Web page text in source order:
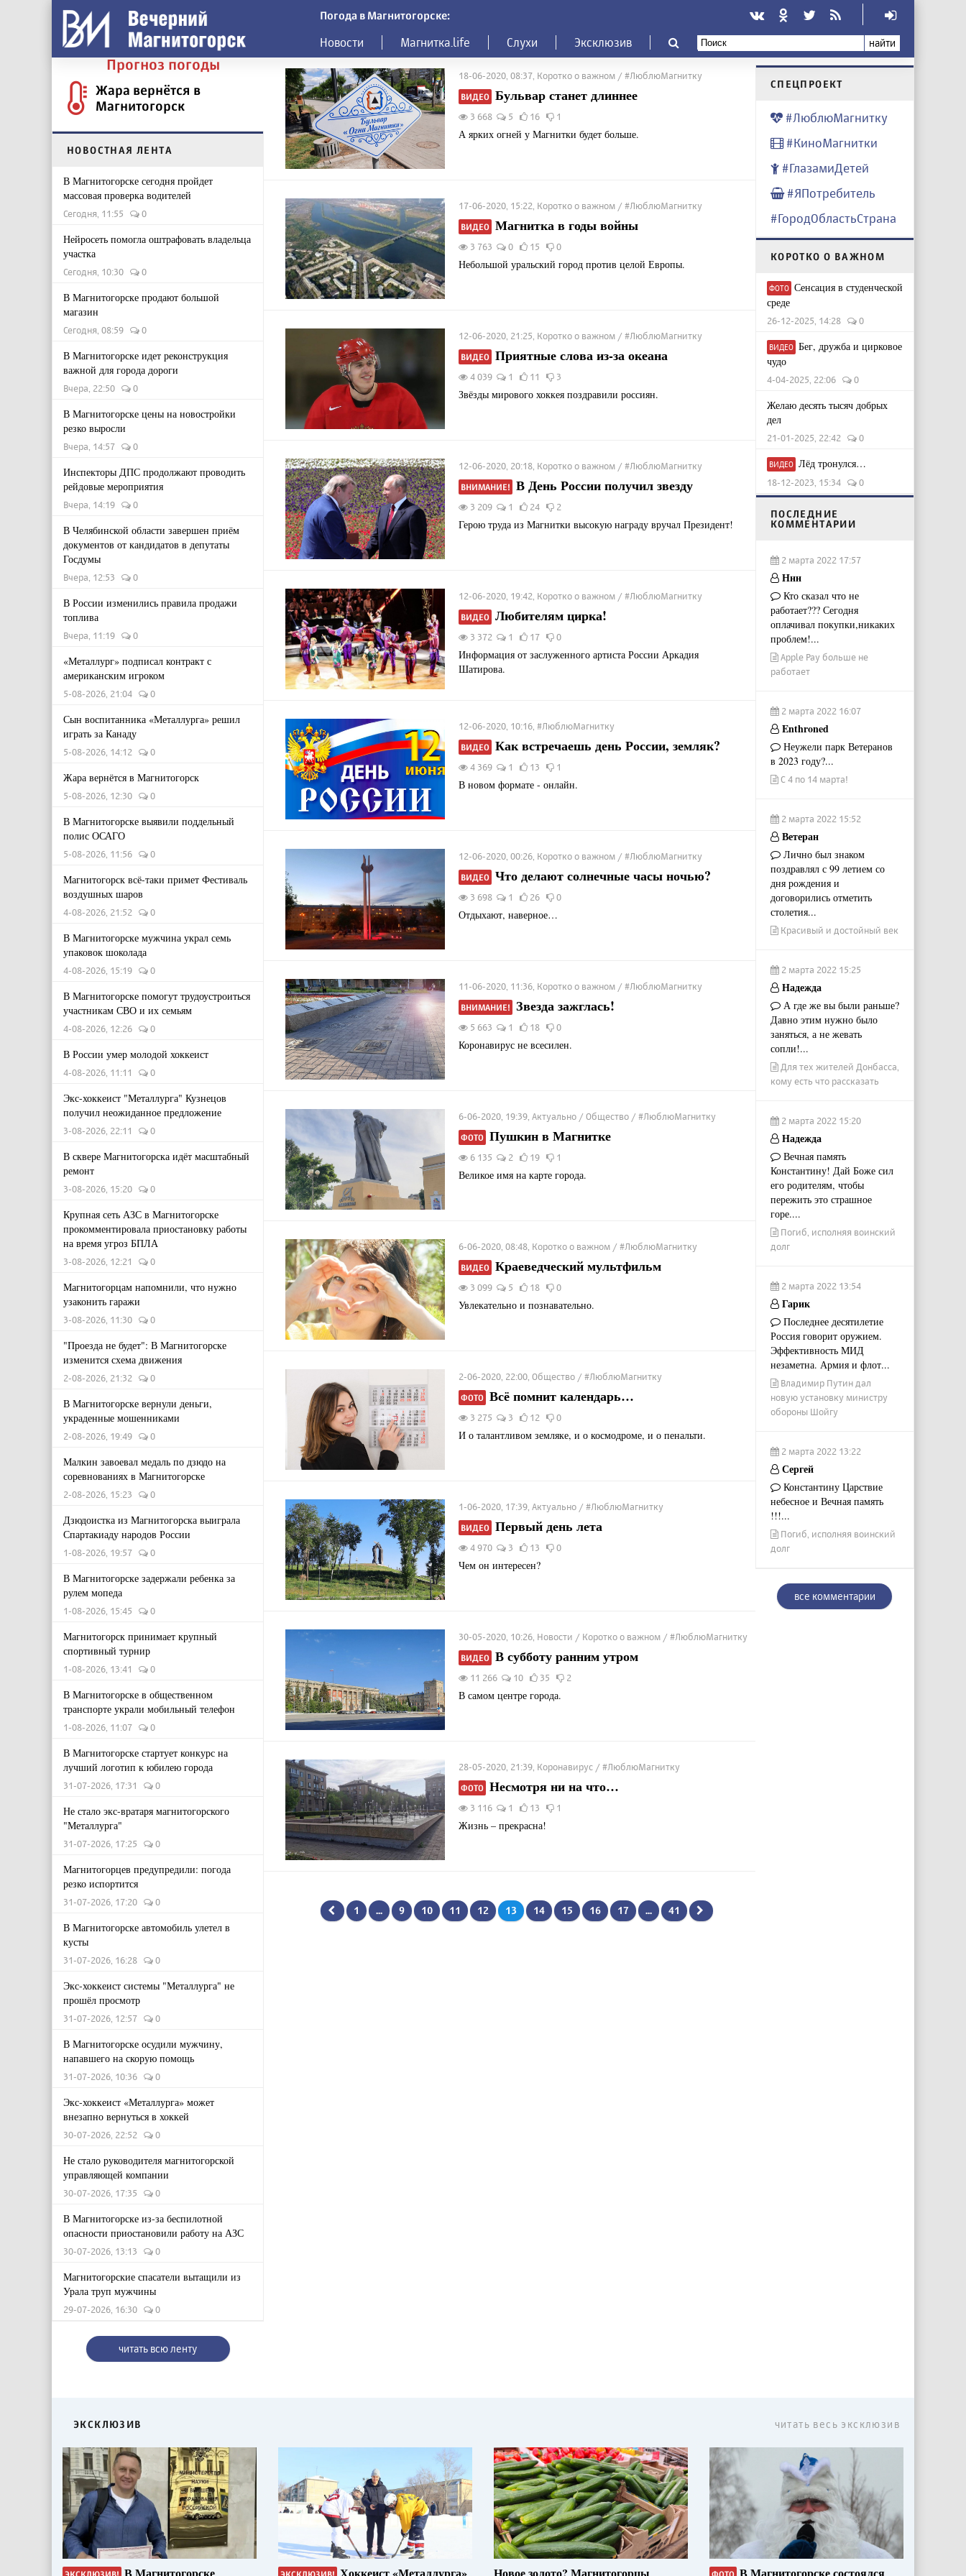
Погода в Магнитогорске:
Новости Магнитка.life Слухи Эксклюзив найти
Прогноз погоды
Жара вернётся в
Магнитогорск
НОВОСТНАЯ ЛЕНТА
В Магнитогорске сегодня пройдет
массовая проверка водителей
Сегодня, 11:55 0
Нейросеть помогла оштрафовать владельца
участка
Сегодня, 10:30 0
В Магнитогорске продают большой
магазин
Сегодня, 08:59 0
В Магнитогорске идет реконструкция
важной для города дороги
Вчера, 22:50 0
В Магнитогорске цены на новостройки
резко выросли
Вчера, 14:57 0
Инспекторы ДПС продолжают проводить
рейдовые мероприятия
Вчера, 14:19 0
В Челябинской области завершен приём
документов от кандидатов в депутаты
Госдумы
Вчера, 12:53 0
В России изменились правила продажи
топлива
Вчера, 11:19 0
«Металлург» подписал контракт с
американским игроком
5-08-2026, 21:04 0
Сын воспитанника «Металлурга» решил
играть за Канаду
5-08-2026, 14:12 0
Жара вернётся в Магнитогорск
5-08-2026, 12:30 0
В Магнитогорске выявили поддельный
полис ОСАГО
5-08-2026, 11:56 0
Магнитогорск всё-таки примет Фестиваль
воздушных шаров
4-08-2026, 21:52 0
В Магнитогорске мужчина украл семь
упаковок шоколада
4-08-2026, 15:19 0
В Магнитогорске помогут трудоустроиться
участникам СВО и их семьям
4-08-2026, 12:26 0
В России умер молодой хоккеист
4-08-2026, 11:11 0
Экс-хоккеист "Металлурга" Кузнецов
получил неожиданное предложение
3-08-2026, 22:11 0
В сквере Магнитогорска идёт масштабный
ремонт
3-08-2026, 15:20 0
Крупная сеть АЗС в Магнитогорске
прокомментировала приостановку работы
на время угроз БПЛА
3-08-2026, 12:21 0
Магнитогорцам напомнили, что нужно
узаконить гаражи
3-08-2026, 11:30 0
"Проезда не будет": В Магнитогорске
изменится схема движения
2-08-2026, 21:32 0
В Магнитогорске вернули деньги,
украденные мошенниками
2-08-2026, 19:49 0
Малкин завоевал медаль по дзюдо на
соревнованиях в Магнитогорске
2-08-2026, 15:23 0
Дзюдоистка из Магнитогорска выиграла
Спартакиаду народов России
1-08-2026, 19:57 0
В Магнитогорске задержали ребенка за
рулем мопеда
1-08-2026, 15:45 0
Магнитогорск принимает крупный
спортивный турнир
1-08-2026, 13:41 0
В Магнитогорске в общественном
транспорте украли мобильный телефон
1-08-2026, 11:07 0
В Магнитогорске стартует конкурс на
лучший логотип к юбилею города
31-07-2026, 17:31 0
Не стало экс-вратаря магнитогорского
"Металлурга"
31-07-2026, 17:25 0
Магнитогорцев предупредили: погода
резко испортится
31-07-2026, 17:20 0
В Магнитогорске автомобиль улетел в
кусты
31-07-2026, 16:28 0
Экс-хоккеист системы "Металлурга" не
прошёл просмотр
31-07-2026, 12:57 0
В Магнитогорске осудили мужчину,
напавшего на скорую помощь
31-07-2026, 10:36 0
Экс-хоккеист «Металлурга» может
внезапно вернуться в хоккей
30-07-2026, 22:52 0
Не стало руководителя магнитогорской
управляющей компании
30-07-2026, 17:35 0
В Магнитогорске из-за беспилотной
опасности приостановили работу на АЗС
30-07-2026, 13:13 0
Магнитогорские спасатели вытащили из
Урала труп мужчины
29-07-2026, 16:30 0
читать всю ленту
18-06-2020, 08:37, Коротко о важном / #ЛюблюМагнитку
ВИДЕО Бульвар станет длиннее
3 668 5 16 1
А ярких огней у Магнитки будет больше.
17-06-2020, 15:22, Коротко о важном / #ЛюблюМагнитку
ВИДЕО Магнитка в годы войны
3 763 0 15 0
Небольшой уральский город против целой Европы.
12-06-2020, 21:25, Коротко о важном / #ЛюблюМагнитку
ВИДЕО Приятные слова из-за океана
4 039 1 11 3
Звёзды мирового хоккея поздравили россиян.
12-06-2020, 20:18, Коротко о важном / #ЛюблюМагнитку
ВНИМАНИЕ! В День России получил звезду
3 209 1 24 2
Герою труда из Магнитки высокую награду вручал Президент!
12-06-2020, 19:42, Коротко о важном / #ЛюблюМагнитку
ВИДЕО Любителям цирка!
3 372 1 17 0
Информация от заслуженного артиста России Аркадия
Шатирова.
12-06-2020, 10:16, #ЛюблюМагнитку
ВИДЕО Как встречаешь день России, земляк?
4 369 1 13 1
В новом формате - онлайн.
12-06-2020, 00:26, Коротко о важном / #ЛюблюМагнитку
ВИДЕО Что делают солнечные часы ночью?
3 698 1 26 0
Отдыхают, наверное…
11-06-2020, 11:36, Коротко о важном / #ЛюблюМагнитку
ВНИМАНИЕ! Звезда зажглась!
5 663 1 18 0
Коронавирус не всесилен.
6-06-2020, 19:39, Актуально / Общество / #ЛюблюМагнитку
ФОТО Пушкин в Магнитке
6 135 2 19 1
Великое имя на карте города.
6-06-2020, 08:48, Коротко о важном / #ЛюблюМагнитку
ВИДЕО Краеведческий мультфильм
3 099 5 18 0
Увлекательно и познавательно.
2-06-2020, 22:00, Общество / #ЛюблюМагнитку
ФОТО Всё помнит календарь…
3 275 3 12 0
И о талантливом земляке, и о космодроме, и о пенальти.
1-06-2020, 17:39, Актуально / #ЛюблюМагнитку
ВИДЕО Первый день лета
4 970 3 13 0
Чем он интересен?
30-05-2020, 10:26, Новости / Коротко о важном / #ЛюблюМагнитку
ВИДЕО В субботу ранним утром
11 266 10 35 2
В самом центре города.
28-05-2020, 21:39, Коронавирус / #ЛюблюМагнитку
ФОТО Несмотря ни на что…
3 116 1 13 1
Жизнь – прекрасна!
1 ... 9 10 11 12 13 14 15 16 17 ... 41
CПЕЦПРОЕКТ
#ЛюблюМагнитку
#КиноМагнитки
#ГлазамиДетей
#ЯПотребитель
#ГородОбластьСтрана
КОРОТКО О ВАЖНОМ
ФОТО Сенсация в студенческой
среде
26-12-2025, 14:28 0
ВИДЕО Бег, дружба и цирковое
чудо
4-04-2025, 22:06 0
Желаю десять тысяч добрых
дел
21-01-2025, 22:42 0
ВИДЕО Лёд тронулся…
18-12-2023, 15:34 0
ПОСЛЕДНИЕ
КОММЕНТАРИИ
2 марта 2022 17:57
Ннн
Кто сказал что не
работает??? Сегодня
оплачивал покупки,никаких
проблем!...
Apple Pay больше не
работает
2 марта 2022 16:07
Enthroned
Неужели парк Ветеранов
в 2023 году?...
С 4 по 14 марта!
2 марта 2022 15:52
Ветеран
Лично был знаком
поздравлял с 99 летием со
дня рождения и
договорились отметить
столетия...
Красивый и достойный век
2 марта 2022 15:25
Надежда
А где же вы были раньше?
Давно этим нужно было
заняться, а не жевать
сопли!...
Для тех жителей Донбасса,
кому есть что рассказать
2 марта 2022 15:20
Надежда
Вечная память
Константину! Дай Боже сил
его родителям, чтобы
пережить это страшное
горе....
Погиб, исполняя воинский
долг
2 марта 2022 13:54
Гарик
Последнее десятилетие
Россия говорит оружием.
Эффективность МИД
незаметна. Армия и флот...
Владимир Путин дал
новую установку министру
обороны Шойгу
2 марта 2022 13:22
Сергей
Константину Царствие
небесное и Вечная память
!!!...
Погиб, исполняя воинский
долг
все комментарии
ЭКСКЛЮЗИВ читать весь эксклюзив